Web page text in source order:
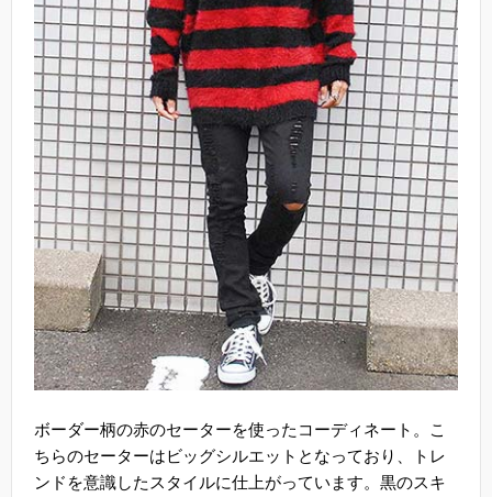
ボーダー柄の赤のセーターを使ったコーディネート。こ
ちらのセーターはビッグシルエットとなっており、トレ
ンドを意識したスタイルに仕上がっています。黒のスキ